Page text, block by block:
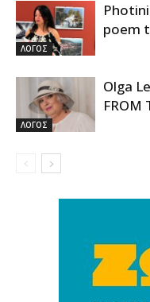
ΛΟΓΟΣ
poem
ΛΟΓΟΣ
Olga
FROM